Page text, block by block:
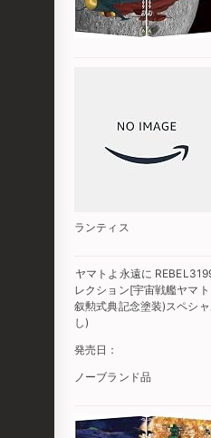
ランティス
ヤマトよ永遠に
レクション[宇宙戦艦ヤマ
叙勲式典記念塗装)スペシ
し)
発売日：
ノーブランド品